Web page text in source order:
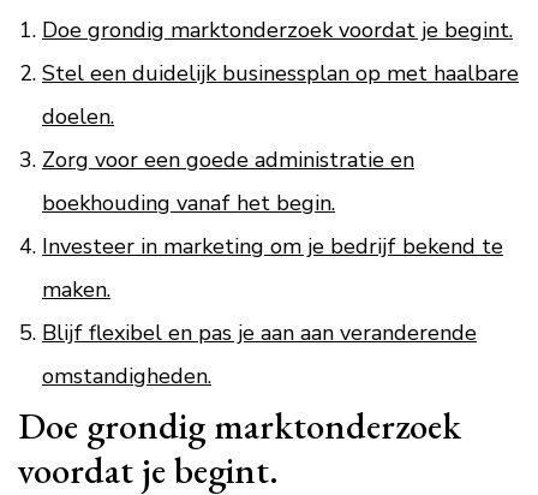
Doe grondig marktonderzoek voordat je begint.
Stel een duidelijk businessplan op met haalbare
doelen.
Zorg voor een goede administratie en
boekhouding vanaf het begin.
Investeer in marketing om je bedrijf bekend te
maken.
Blijf flexibel en pas je aan aan veranderende
omstandigheden.
Doe grondig marktonderzoek
voordat je begint.